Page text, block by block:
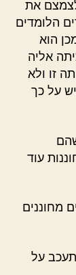
את
הלומדים
הוא
אליה
זו ולא
על כך
עוד
מחוננים
על